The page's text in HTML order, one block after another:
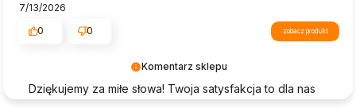
Komentarz sklepu
Dziękujemy za miłe słowa! Twoja satysfakcja to dla nas
7/13/2026
0
0 zobacz produkt